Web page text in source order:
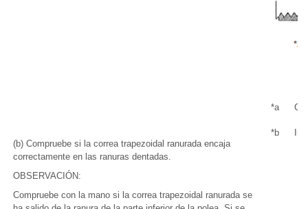
(b) Compruebe si la correa trapezoidal ranurada encaja
correctamente en las ranuras dentadas.
OBSERVACIÓN:
Compruebe con la mano si la correa trapezoidal ranurada se
*a
*b